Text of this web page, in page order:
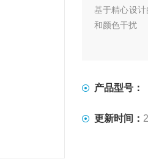
基于精心设
和颜色干扰
产品型号：
更新时间：